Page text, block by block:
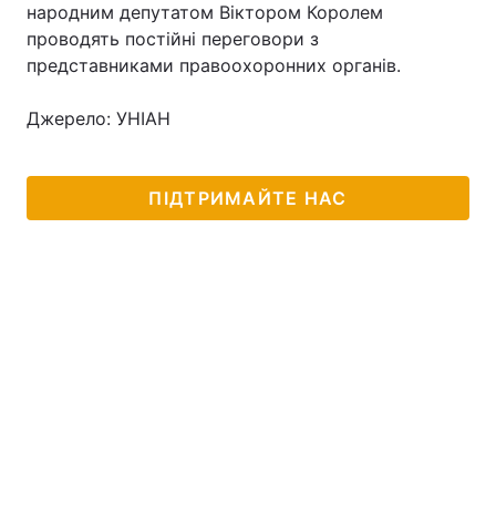
Головна Війна
Україна Політика
Економіка
Спорт Наука
Техно і зв'язок Лайт
народним депутатом Віктором Королем
проводять постійні переговори з
представниками правоохоронних органів.
Джерело: УНІАН
ПІДТРИМАЙТЕ НАС